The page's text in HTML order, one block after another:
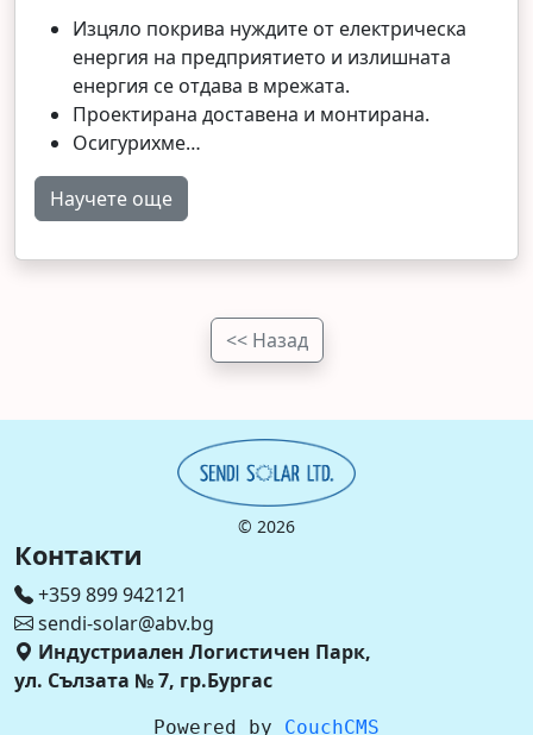
Изцяло покрива нуждите от електрическа
енергия на предприятието и излишната
енергия се отдава в мрежата.
Проектирана доставена и монтирана.
Осигурихме…
Научете още
<< Назад
© 2026
Контакти
+359 899 942121
sendi-solar@abv.bg
Индустриален Логистичен Парк,
ул. Сълзата № 7, гр.Бургас
Powered by CouchCMS